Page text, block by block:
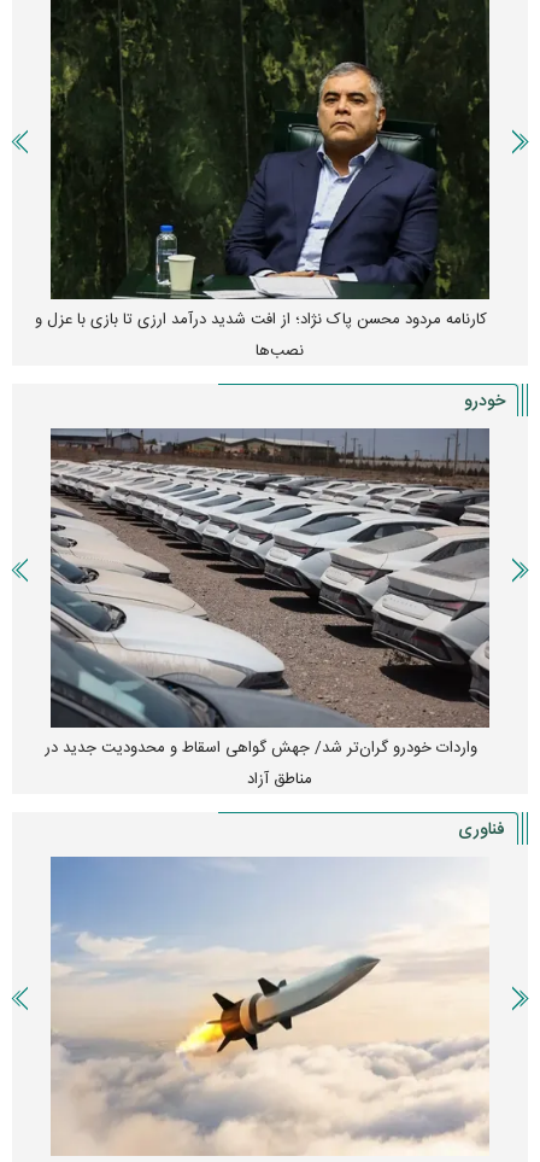
کارنامه مردود محسن پاک‌ نژاد؛ از افت شدید درآمد ارزی تا بازی با عزل و
نصب‌ها
خودرو
واردات خودرو گران‌تر شد/ جهش گواهی اسقاط و محدودیت جدید در
مناطق آزاد
فناوری